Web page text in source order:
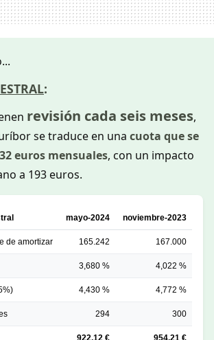
:
revisión cada seis meses,
se traduce en una cuota que se
euros mensuales, con un impacto
a 193 euros.
mayo-2024 noviembre-2023
de amortizar 165.242 167.000
3,680 % 4,022 %
4,430 % 4,772 %
294 300
922,12 € 954,21 €